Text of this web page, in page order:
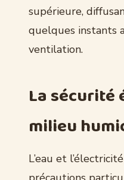
supérieure,
quelques instants
ventilation.
La sécurité
milieu
L’eau et